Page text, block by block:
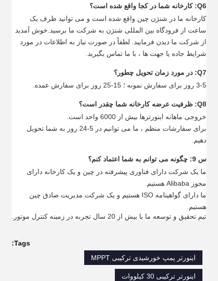
Q6: کارخانه شما در کجا واقع شده است؟
کارخانه ما در شنژن چین واقع شده است و می توانید ظرف یک
ساعت از فرودگاه بین المللی شنژن به شرکت ما برسید.خوش آمدید
از شرکت ما دیدن فرمایید. لطفاً در صورت نیاز به اطلاعات در مورد
شرایط جاده یا جهت ها ، با ما تماس بگیرید.
Q7: در مورد زمان تحویل چطور؟
3-5 روز برای سفارش نمونه ؛ 15-25 روز برای سفارش عمده.
Q8: ظرفیت عرضه کارخانه شما چقدر است؟
خروجی ماهانه اینورترها بیش از 6000 واحد است.
برای سفارشات منظم ، ما می توانیم در 5-24 روز به شما تحویل
دهیم.
س 9: چگونه می توانم به شما اعتماد کنم؟
ما یک شرکت دارای فناوری پیشرفته در چین و یک کارخانه دارای
مجوز Alibaba هستیم.
ما دارای گواهینامه ISO هستیم و یک شرکت مدیریت صادق چین
هستیم.
تیم تحقیق و توسعه ما با بیش از 20 سال تجربه در زمینه کنترل موتور.
Tags:
اینورتر پمپ خورشیدی ترکیبی MPPT
اینورتر ترکیبی 30 کیلووات